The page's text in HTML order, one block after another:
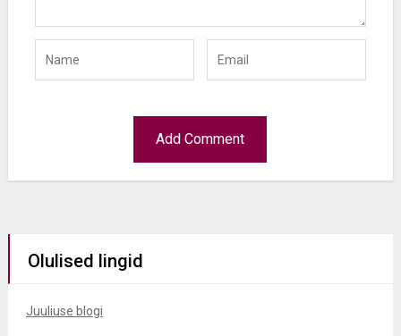
Olulised lingid
Juuliuse blogi